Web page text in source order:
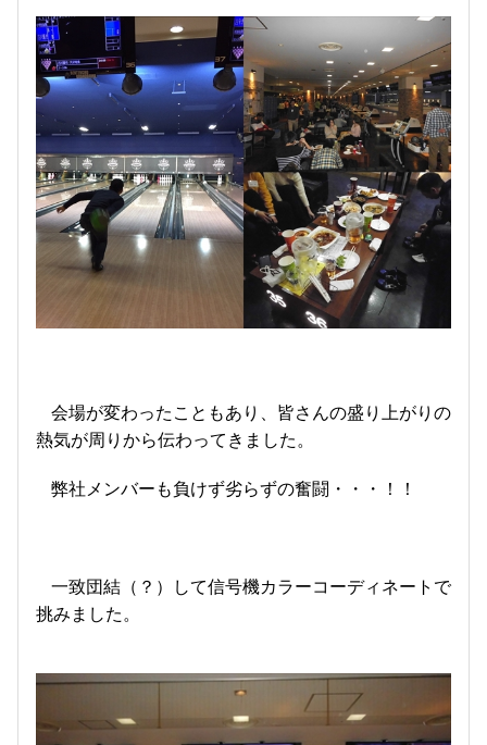
会場が変わったこともあり、皆さんの盛り上がりの
熱気が周りから伝わってきました。
弊社メンバーも負けず劣らずの奮闘・・・！！
一致団結（？）して信号機カラーコーディネートで
挑みました。